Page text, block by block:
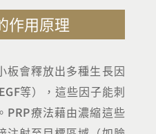
作用原理
板會釋放出多種生長因
等），這些因子能刺
PRP療法藉由濃縮這些